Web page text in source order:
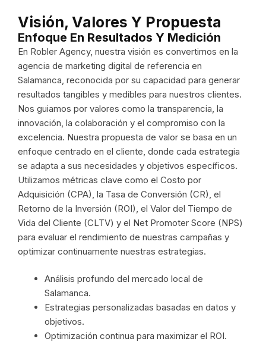
Visión, Valores Y Propuesta
Enfoque En Resultados Y Medición
En Robler Agency, nuestra visión es convertirnos en la
agencia de marketing digital de referencia en
Salamanca, reconocida por su capacidad para generar
resultados tangibles y medibles para nuestros clientes.
Nos guiamos por valores como la transparencia, la
innovación, la colaboración y el compromiso con la
excelencia. Nuestra propuesta de valor se basa en un
enfoque centrado en el cliente, donde cada estrategia
se adapta a sus necesidades y objetivos específicos.
Utilizamos métricas clave como el Costo por
Adquisición (CPA), la Tasa de Conversión (CR), el
Retorno de la Inversión (ROI), el Valor del Tiempo de
Vida del Cliente (CLTV) y el Net Promoter Score (NPS)
para evaluar el rendimiento de nuestras campañas y
optimizar continuamente nuestras estrategias.
Análisis profundo del mercado local de
Salamanca.
Estrategias personalizadas basadas en datos y
objetivos.
Optimización continua para maximizar el ROI.